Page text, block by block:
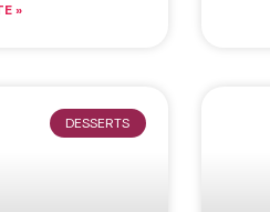
»
DESSERTS